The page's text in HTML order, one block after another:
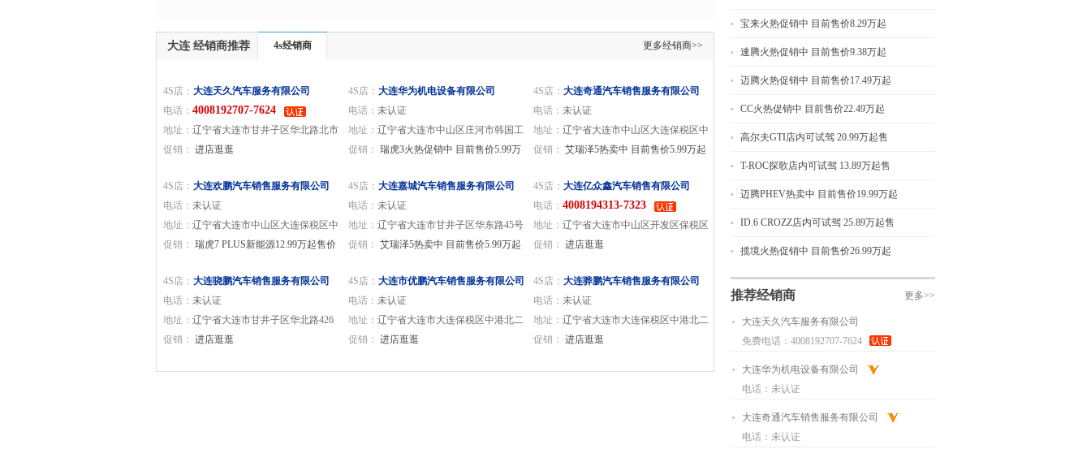
大连 经销商推荐 4s经销商 更多经销商>>
4S店： 大连天久汽车服务有限公司
电话： 4008192707-7624
地址： 辽宁省大连市甘井子区华北路北市
商贸街158号
促销： 进店逛逛
4S店： 大连华为机电设备有限公司
电话： 未认证
地址： 辽宁省大连市中山区庄河市韩国工
业园区建设大街二段20号
促销： 瑞虎3火热促销中 目前售价5.99万
4S店： 大连奇通汽车销售服务有限公司
电话： 未认证
地址： 辽宁省大连市中山区大连保税区中
港北二路9号
促销： 艾瑞泽5热卖中 目前售价5.99万起
4S店： 大连欢鹏汽车销售服务有限公司
电话： 未认证
地址： 辽宁省大连市中山区大连保税区中
港北二路9号
促销： 瑞虎7 PLUS新能源12.99万起售价
4S店： 大连嘉城汽车销售服务有限公司
电话： 未认证
地址： 辽宁省大连市甘井子区华东路45号
促销： 艾瑞泽5热卖中 目前售价5.99万起
4S店： 大连亿众鑫汽车销售有限公司
电话： 4008194313-7323
地址： 辽宁省大连市中山区开发区保税区
中港北二路6-2号
促销： 进店逛逛
4S店： 大连骁鹏汽车销售服务有限公司
电话： 未认证
地址： 辽宁省大连市甘井子区华北路426
号
促销： 进店逛逛
4S店： 大连市优鹏汽车销售服务有限公司
电话： 未认证
地址： 辽宁省大连市大连保税区中港北二
路1号121室
促销： 进店逛逛
4S店： 大连骅鹏汽车销售服务有限公司
电话： 未认证
地址： 辽宁省大连市大连保税区中港北二
路1号
促销： 进店逛逛
宝来火热促销中 目前售价8.29万起
速腾火热促销中 目前售价9.38万起
迈腾火热促销中 目前售价17.49万起
CC火热促销中 目前售价22.49万起
高尔夫GTI店内可试驾 20.99万起售
T-ROC探歌店内可试驾 13.89万起售
迈腾PHEV热卖中 目前售价19.99万起
ID.6 CROZZ店内可试驾 25.89万起售
揽境火热促销中 目前售价26.99万起
推荐经销商 更多>>
大连天久汽车服务有限公司
免费电话：4008192707-7624
大连华为机电设备有限公司
电话：未认证
大连奇通汽车销售服务有限公司
电话：未认证